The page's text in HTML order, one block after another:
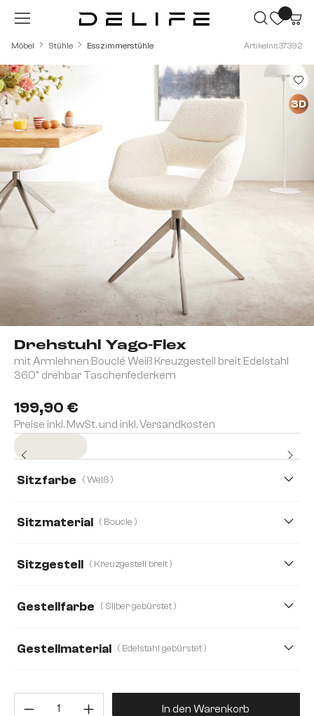
Zum Hauptinhalt springen
Möbel Stühle Esszimmerstühle Artikelnr.: 37392
Drehstuhl Yago-Flex
mit Armlehnen Bouclé Weiß Kreuzgestell breit Edelstahl
360° drehbar Taschenfederkern
199,90 €
Preise inkl. MwSt. und inkl. Versandkosten
Sitzfarbe ( Weiß )
Sitzmaterial ( Boucle )
Samt Strukturstoff Soft
Webstoff Soft
Sitzgestell ( Kreuzgestell breit )
Gestellfarbe ( Silber gebürstet )
Gestellmaterial ( Edelstahl gebürstet )
Holz Metall Produkt Anzahl: Gib den
In den Warenkorb
Bildergalerie überspringen
3D